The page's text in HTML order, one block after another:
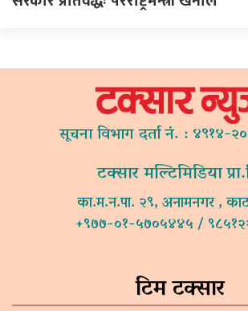
सूचना विभाग दर्ता नं. : ४९१४-
टक्सार मल्टिमिडिया
का.म.न.पा. २९, अनामनगर ,
+९७७-०१-५७०५४४५ /
टिम टक्सार